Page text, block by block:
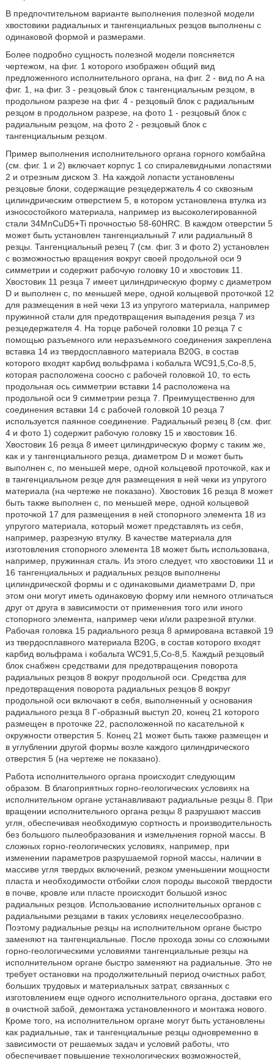
В предпочтительном варианте выполнения полезной модели
хвостовики радиальных и тангенциальных резцов выполнены с
одинаковой формой и размерами.
Более подробно сущность полезной модели поясняется
чертежом, на фиг. 1 которого изображен общий вид
предложенного исполнительного органа, на фиг. 2 - вид по А на
фиг. 1, на фиг. 3 - резцовый блок с тангенциальным резцом, в
продольном разрезе на фиг. 4 - резцовый блок с радиальным
резцом в продольном разрезе, на фото 1 - резцовый блок с
радиальным резцом, на фото 2 - резцовый блок с
тангенциальным резцом.
Пример выполнения исполнительного органа горного комбайна
(см. фиг. 1 и 2) включает корпус 1 со спиралевидными лопастями
2 и отрезным диском 3. На каждой лопасти установлены
резцовые блоки, содержащие резцедержатель 4 со сквозным
цилиндрическим отверстием 5, в котором установлена втулка из
износостойкого материала, например из высоколегированной
стали 34MnCuD5+Ti прочностью 58-60HRC. В каждом отверстии 5
может быть установлен тангенциальный 7 или радиальный 8
резцы. Тангенциальный резец 7 (см. фиг. 3 и фото 2) установлен
с возможностью вращения вокруг своей продольной оси 9
симметрии и содержит рабочую головку 10 и хвостовик 11.
Хвостовик 11 резца 7 имеет цилиндрическую форму с диаметром
D и выполнен с, по меньшей мере, одной кольцевой проточкой 12
для размещения в ней чеки 13 из упругого материала, например
пружинной стали для предотвращения выпадения резца 7 из
резцедержателя 4. На торце рабочей головки 10 резца 7 с
помощью разъемного или неразъемного соединения закреплена
вставка 14 из твердосплавного материала B20G, в состав
которого входят карбид вольфрама i кобальта WC91,5,Co-8,5,
которая расположена соосно с рабочей головкой 10, то есть
продольная ось симметрии вставки 14 расположена на
продольной оси 9 симметрии резца 7. Преимущественно для
соединения вставки 14 с рабочей головкой 10 резца 7
используется паянное соединение. Радиальный резец 8 (см. фиг.
4 и фото 1) содержит рабочую головку 15 и хвостовик 16.
Хвостовик 16 резца 8 имеет цилиндрическую форму с таким же,
как и у тангенциального резца, диаметром D и может быть
выполнен с, по меньшей мере, одной кольцевой проточкой, как и
в тангенциальном резце для размещения в ней чеки из упругого
материала (на чертеже не показано). Хвостовик 16 резца 8 может
быть также выполнен с, по меньшей мере, одной кольцевой
проточкой 17 для размещения в ней стопорного элемента 18 из
упругого материала, который может представлять из себя,
например, разрезную втулку. В качестве материала для
изготовления стопорного элемента 18 может быть использована,
например, пружинная сталь. Из этого следует, что хвостовики 11 и
16 тангенциальных и радиальных резцов выполнены
цилиндрической формы и с одинаковыми диаметрами D, при
этом они могут иметь одинаковую форму или немного отличаться
друг от друга в зависимости от применения того или иного
стопорного элемента, например чеки и/или разрезной втулки.
Рабочая головка 15 радиального резца 8 армирована вставкой 19
из твердосплавного материала B20G, в состав которого входят
карбид вольфрама i кобальта WC91,5,Co-8,5. Каждый резцовый
блок снабжен средствами для предотвращения поворота
радиальных резцов 8 вокруг продольной оси. Средства для
предотвращения поворота радиальных резцов 8 вокруг
продольной оси включают в себя, выполненный у основания
радиального резца 8 Г-образный выступ 20, конец 21 которого
размещен в проточке 22, расположенной по касательной к
окружности отверстия 5. Конец 21 может быть также размещен и
в углублении другой формы возле каждого цилиндрического
отверстия 5 (на чертеже не показано).
Работа исполнительного органа происходит следующим
образом. В благоприятных горно-геологических условиях на
исполнительном органе устанавливают радиальные резцы 8. При
вращении исполнительного органа резцы 8 разрушают массив
угля, обеспечивая необходимую сортность и производительность
без большого пылеобразования и измельчения горной массы. В
сложных горно-геологических условиях, например, при
изменении параметров разрушаемой горной массы, наличии в
массиве угля твердых включений, резком уменьшении мощности
пласта и необходимости отбойки слоя породы высокой твердости
в почве, кровле или пласте происходит большой износ
радиальных резцов. Использование исполнительных органов с
радиальными резцами в таких условиях нецелесообразно.
Поэтому радиальные резцы на исполнительном органе быстро
заменяют на тангенциальные. После прохода зоны со сложными
горно-геологическими условиями тангенциальные резцы на
исполнительном органе быстро заменяют на радиальные. Это не
требует остановки на продолжительный период очистных работ,
больших трудовых и материальных затрат, связанных с
изготовлением еще одного исполнительного органа, доставки его
в очистной забой, демонтажа установленного и монтажа нового.
Кроме того, на исполнительном органе могут быть установлены
как радиальные, так и тангенциальные резцы одновременно в
зависимости от решаемых задач и условий работы, что
обеспечивает повышение технологических возможностей,